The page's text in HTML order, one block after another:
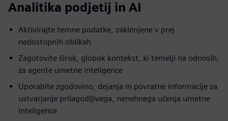
Analitika podjetij in AI
Aktivirajte temne podatke, zaklenjene v prej
nedostopnih oblikah
Zagotovite širok, globok kontekst, ki temelji na odnosih,
za agente umetne inteligence
Uporabite zgodovino, dejanja in povratne informacije za
ustvarjanje prilagodljivega, nenehnega učenja umetne
inteligence